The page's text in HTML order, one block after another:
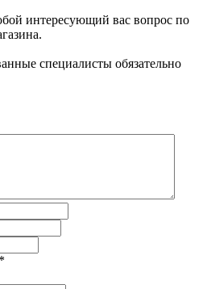
интересующий вас вопрос по
специалисты обязательно
*